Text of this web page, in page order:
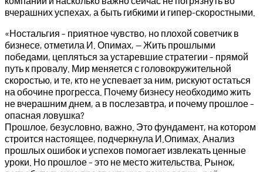
вчерашних успехах, а быть гибкими и гипер-скоростными.
«Ностальгия – приятное чувство, но плохой советчик в
бизнесе, отметила И. Опимах, — Жить прошлыми
победами, цепляться за устаревшие стратегии – прямой
путь к провалу. Мир меняется с головокружительной
скоростью, и те, кто не успевает за ним, рискуют остаться
на обочине прогресса. Почему бизнесу необходимо жить
не вчерашним днем, а в послезавтра, и почему прошлое –
опасная ловушка?
Прошлое, безусловно, важно. Это фундамент, на котором
строится настоящее, подчеркнула И.Опимах. Анализ
прошлых ошибок и успехов помогает извлекать ценные
уроки. Но прошлое – это не место жительства. Рынок,